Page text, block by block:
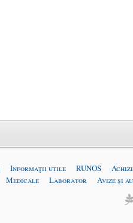
Informaţii utile RUNOS
Medicale
Laborator Avize și